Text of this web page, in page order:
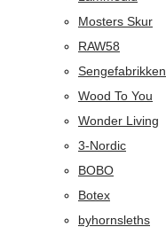
Mosters Skur
RAW58
Sengefabrikken
Wood To You
Wonder Living
3-Nordic
BOBO
Botex
byhornsleths